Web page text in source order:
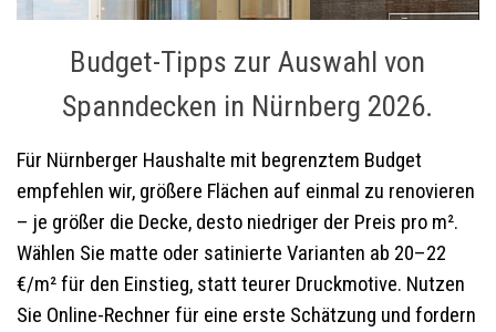
Budget-Tipps zur Auswahl von
Spanndecken in Nürnberg 2026.
Für Nürnberger Haushalte mit begrenztem Budget
empfehlen wir, größere Flächen auf einmal zu renovieren
– je größer die Decke, desto niedriger der Preis pro m².
Wählen Sie matte oder satinierte Varianten ab 20–22
€/m² für den Einstieg, statt teurer Druckmotive. Nutzen
Sie Online-Rechner für eine erste Schätzung und fordern